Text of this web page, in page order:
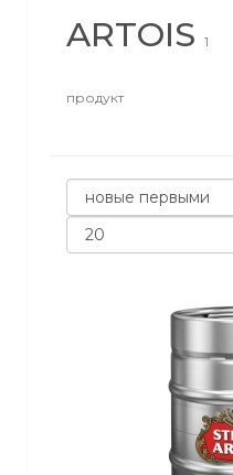
ARTOIS 1
продукт